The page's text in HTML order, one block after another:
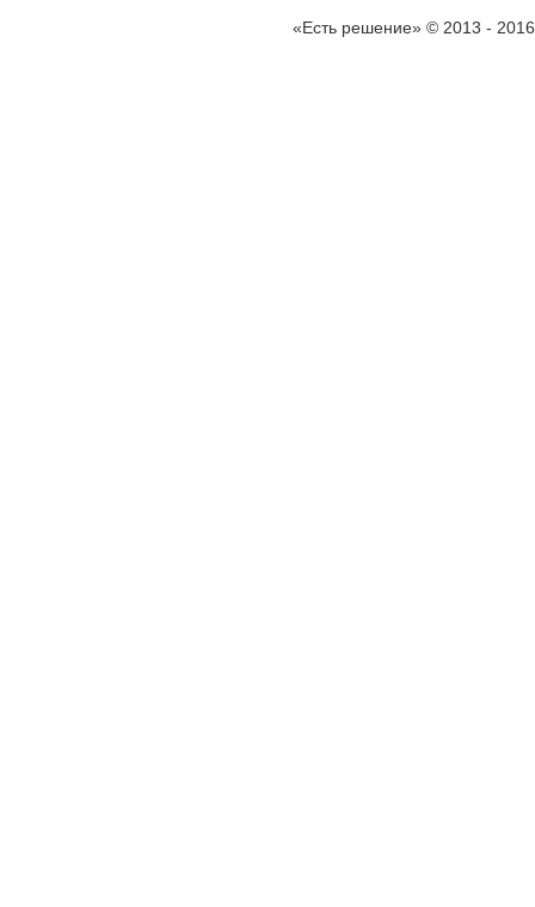
«Есть решение» © 2013 - 2016